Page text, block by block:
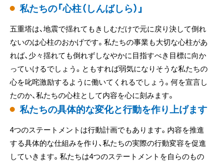
私たちの「心柱（しんばしら）」
五重塔は、地震で揺れてもきしむだけで元に戻り決して倒れ
ないのは心柱のおかげです。私たちの事業も大切な心柱があ
れば、少々揺れても倒れずしなやかに目指すべき目標に向か
っていけるでしょう。ともすれば弱気になりそうな私たちの
心を叱咤激励するように働いてくれるでしょう。何を宣言し
たのか、私たちの心柱として内容を心に刻みます。
私たちの具体的な変化と行動を作り上げます
4つのステートメントは行動計画でもあります。内容を推進
する具体的な仕組みを作り、私たちの実際の行動変容を促進
していきます。私たちは4つのステートメントを自らのもの